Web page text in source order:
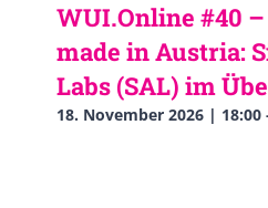
WUI.Online #40
made in Austria:
Labs (SAL) im
18. November 2026 | 18:00